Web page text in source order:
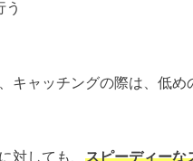
う
キャッチングの際は、低
対しても、 スピーディーな